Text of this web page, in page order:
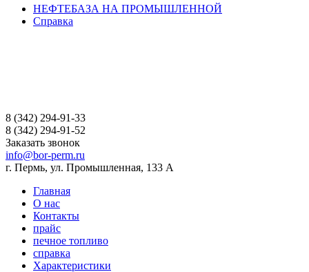
НЕФТЕБАЗА НА ПРОМЫШЛЕННОЙ
Справка
8 (342) 294-91-33
8 (342) 294-91-52
Заказать звонок
info@bor-perm.ru
г. Пермь, ул. Промышленная, 133 А
Главная
О нас
Контакты
прайс
печное топливо
справка
Характеристики